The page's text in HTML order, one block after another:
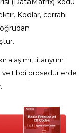
Kodlar, cerrahi
alaşımı, titanyum
tıbbi prosedürlerde